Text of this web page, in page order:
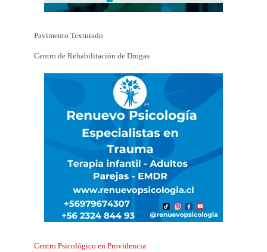
Pavimento Texturado
Centro de Rehabilitación de Drogas
Centro Psicológico en Providencia